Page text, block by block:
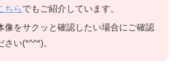
ちらでもご紹介しています。
像をサクッと確認したい場合にご確認
さい(*^^*)。